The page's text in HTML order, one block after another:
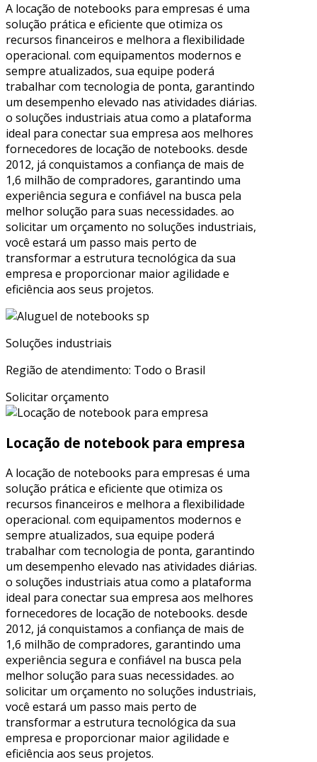
A locação de notebooks para empresas é uma
solução prática e eficiente que otimiza os
recursos financeiros e melhora a flexibilidade
operacional. com equipamentos modernos e
sempre atualizados, sua equipe poderá
trabalhar com tecnologia de ponta, garantindo
um desempenho elevado nas atividades diárias.
o soluções industriais atua como a plataforma
ideal para conectar sua empresa aos melhores
fornecedores de locação de notebooks. desde
2012, já conquistamos a confiança de mais de
1,6 milhão de compradores, garantindo uma
experiência segura e confiável na busca pela
melhor solução para suas necessidades. ao
solicitar um orçamento no soluções industriais,
você estará um passo mais perto de
transformar a estrutura tecnológica da sua
empresa e proporcionar maior agilidade e
eficiência aos seus projetos.
Soluções industriais
Região de atendimento: Todo o Brasil
Solicitar orçamento
Locação de notebook para empresa
A locação de notebooks para empresas é uma
solução prática e eficiente que otimiza os
recursos financeiros e melhora a flexibilidade
operacional. com equipamentos modernos e
sempre atualizados, sua equipe poderá
trabalhar com tecnologia de ponta, garantindo
um desempenho elevado nas atividades diárias.
o soluções industriais atua como a plataforma
ideal para conectar sua empresa aos melhores
fornecedores de locação de notebooks. desde
2012, já conquistamos a confiança de mais de
1,6 milhão de compradores, garantindo uma
experiência segura e confiável na busca pela
melhor solução para suas necessidades. ao
solicitar um orçamento no soluções industriais,
você estará um passo mais perto de
transformar a estrutura tecnológica da sua
empresa e proporcionar maior agilidade e
eficiência aos seus projetos.